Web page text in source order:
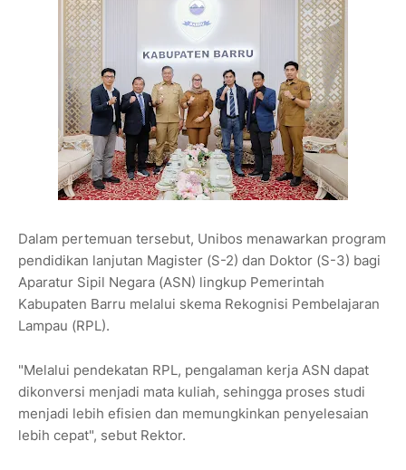
Dalam pertemuan tersebut, Unibos menawarkan program
pendidikan lanjutan Magister (S-2) dan Doktor (S-3) bagi
Aparatur Sipil Negara (ASN) lingkup Pemerintah
Kabupaten Barru melalui skema Rekognisi Pembelajaran
Lampau (RPL).
"Melalui pendekatan RPL, pengalaman kerja ASN dapat
dikonversi menjadi mata kuliah, sehingga proses studi
menjadi lebih efisien dan memungkinkan penyelesaian
lebih cepat", sebut Rektor.